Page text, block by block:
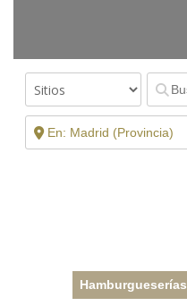
Hamburgueserías